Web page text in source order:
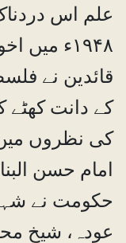
علم اس
۱۹۴۸ء
قائدین نے
کے دانت کھٹے
کی نظروں میں
امام حسن
حکومت نے
عودہ، شیخ